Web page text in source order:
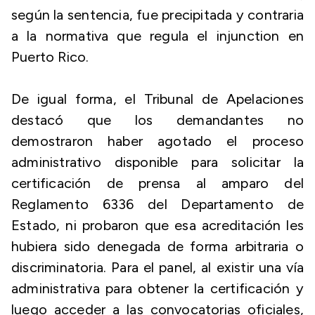
según la sentencia, fue precipitada y contraria
a la normativa que regula el injunction en
Puerto Rico.
De igual forma, el Tribunal de Apelaciones
destacó que los demandantes no
demostraron haber agotado el proceso
administrativo disponible para solicitar la
certificación de prensa al amparo del
Reglamento 6336 del Departamento de
Estado, ni probaron que esa acreditación les
hubiera sido denegada de forma arbitraria o
discriminatoria. Para el panel, al existir una vía
administrativa para obtener la certificación y
luego acceder a las convocatorias oficiales,